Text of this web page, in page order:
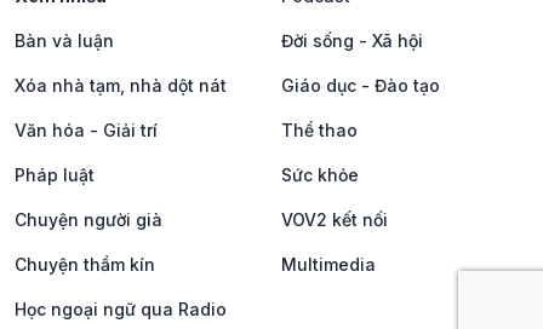
Bàn và luận Đời sống - Xã hội
Xóa nhà tạm, nhà dột nát Giáo dục - Đào tạo
Văn hóa - Giải trí Thể thao
Pháp luật Sức khỏe
Chuyện người già VOV2 kết nối
Chuyện thầm kín Multimedia
Học ngoại ngữ qua Radio